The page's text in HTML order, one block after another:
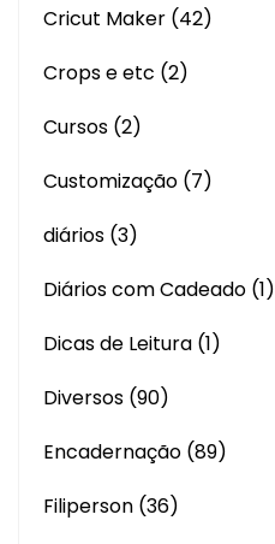
Cricut Maker (42)
Crops e etc (2)
Cursos (2)
Customização (7)
diários (3)
Diários com Cadeado (1)
Dicas de Leitura (1)
Diversos (90)
Encadernação (89)
Filiperson (36)